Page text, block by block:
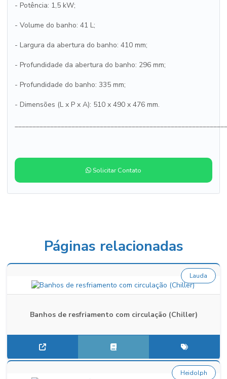
- Potência: 1,5 kW;
- Volume do banho: 41 L;
- Largura da abertura do banho: 410 mm;
- Profundidade da abertura do banho: 296 mm;
- Profundidade do banho: 335 mm;
- Dimensões (L x P x A): 510 x 490 x 476 mm.
Solicitar Contato
Páginas relacionadas
Banhos de resfriamento com circulação (Chiller)
Lauda
Heidolph